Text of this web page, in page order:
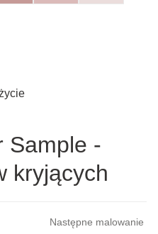
Sample -
kryjących
Następne malowanie